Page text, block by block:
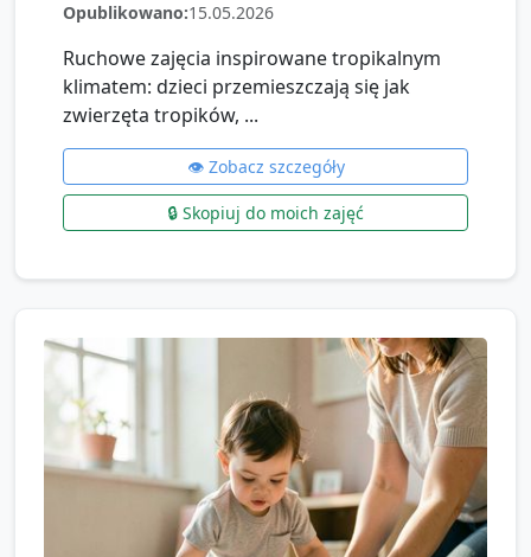
Opublikowano:15.05.2026
Ruchowe zajęcia inspirowane tropikalnym
klimatem: dzieci przemieszczają się jak
zwierzęta tropików, ...
👁️ Zobacz szczegóły
🔒 Skopiuj do moich zajęć